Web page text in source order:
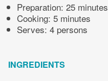
Preparation: 25 minutes
Cooking: 5 minutes
Serves: 4 persons
INGREDIENTS